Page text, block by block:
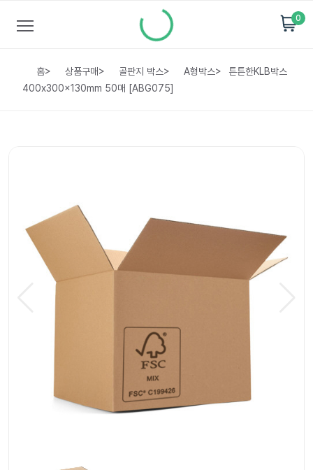
0
홈> 상품구매> 골판지 박스> A형박스>
튼튼한KLB박스
400x300x130mm 50매 [ABG075]